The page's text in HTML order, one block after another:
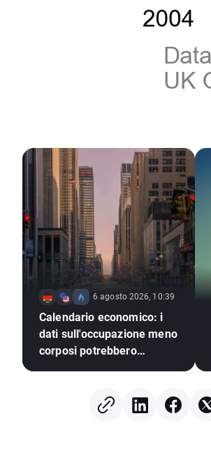
6 agosto 2026, 10:39
Calendario economico: i
dati sull'occupazione meno
corposi potrebbero